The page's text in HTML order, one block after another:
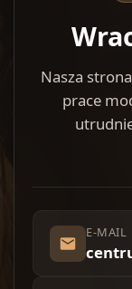
Nasza
prace
E-MAIL